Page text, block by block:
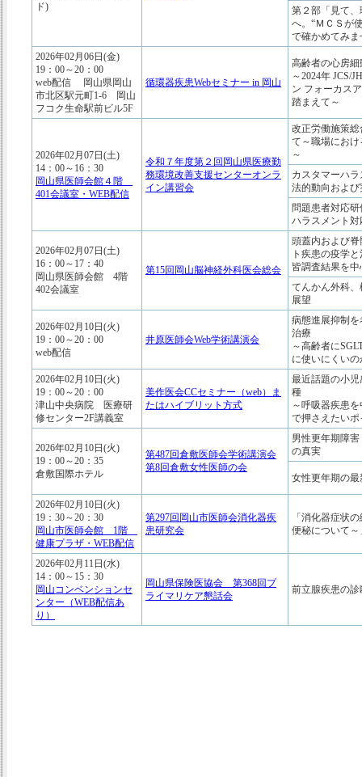
ド)
第２部「見て
へ。“ＭＣＳが
で確かめてみま
2026年02月06日(金)
19：00～20：00
web配信 岡山県岡山
市北区駅元町1-6 岡山
フコク生命駅前ビル5F
循環器疾患Webセミナー in 岡山
高齢者の心房
～2024年 JCS/
ン フォーカス
踏まえて～
2026年02月07日(土)
14：00～16：30
岡山県医師会館４階
401会議室・WEB配信
令和７年度第２回岡山県医療勤
務環境改善支援センターオンラ
イン講習会
改正労働施策
て～職場にお
～
カスタマーハ
法的動向およ
問題患者対応
ハラスメント対
2026年02月07日(土)
16：00～17：40
岡山県医師会館 4階
402会議室
第15回岡山脳神経外科医会総会
頭蓋内および
ト疾患の疫学
皆調査結果を中
てんかん外科
展望
2026年02月10日(火)
19：00～20：00
web配信
井原医師会Web学術講演会
病態進展抑制
治療
～高齢者に
に使いにくいの
2026年02月10日(火)
19：00～20：00
津山中央病院 医療研
修センター2F講義室
美作医会CCセミナー（web）ま
たはハイブリット方式
最近話題の小
種
～呼吸器疾患
で押さえたいポ
2026年02月10日(火)
19：00～20：35
倉敷国際ホテル
第487回倉敷医師会学術講演会
第8回倉敷女性医師の会
男性更年期障
の真実
女性更年期の最
2026年02月10日(火)
19：30～20：30
岡山市医師会館 1階
健康プラザ・WEB配信
第297回岡山市医師会消化器疾
患研究会
「消化器症状
便秘について～
2026年02月11日(水)
14：00～15：30
岡山コンベンションセ
ンター（WEB配信あ
り）
岡山県保険医協会 第368回プ
ライマリケア懇話会
前立腺疾患の診